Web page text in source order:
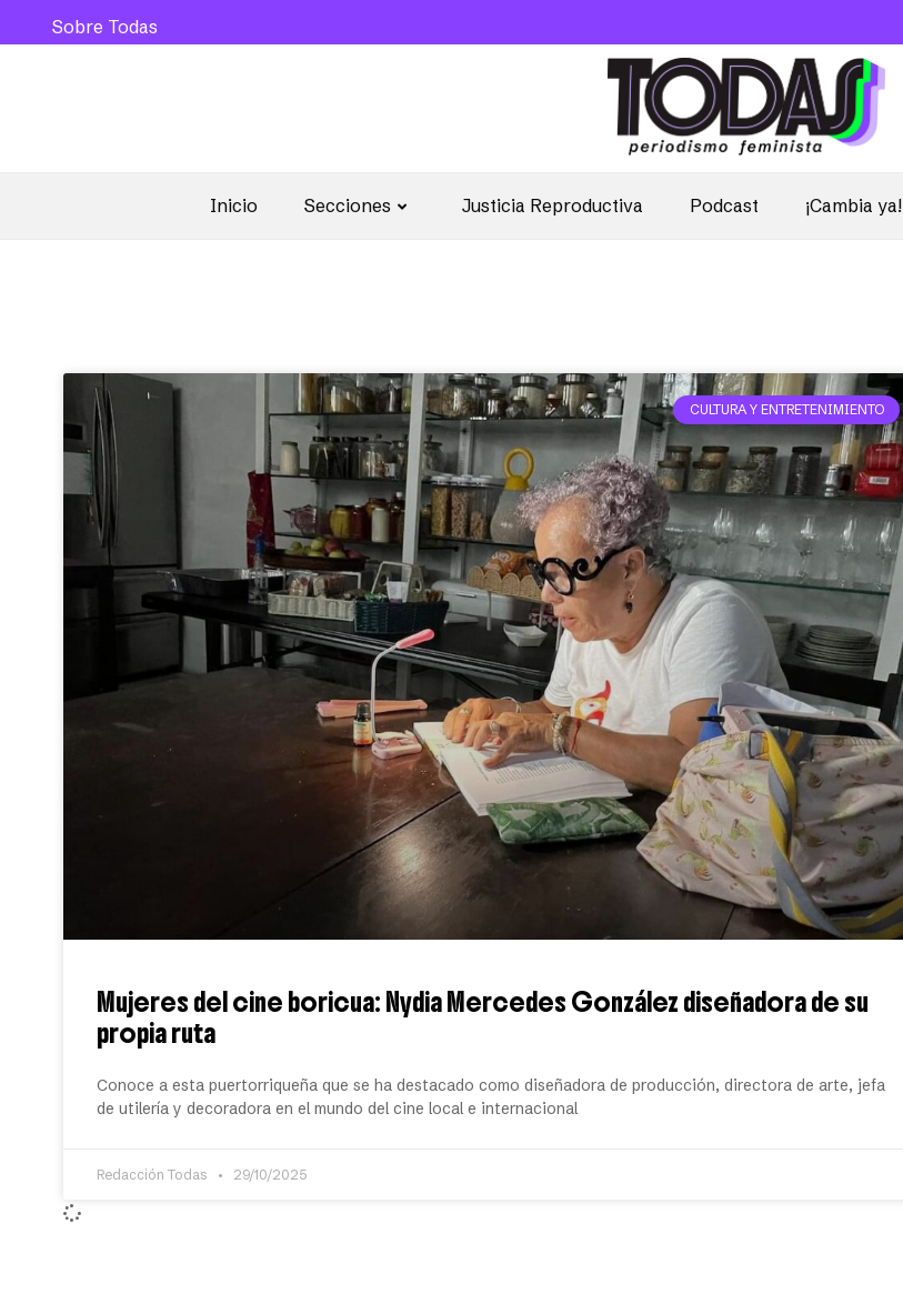
Inicio Secciones Justicia Reproductiva Podcast ¡Cambia ya!
Sobre Todas
CULTURA Y ENTRETENIMIENTO
Mujeres del cine boricua: Nydia Mercedes González diseñadora de su
propia ruta
Conoce a esta puertorriqueña que se ha destacado como diseñadora de producción, directora de arte, jefa
de utilería y decoradora en el mundo del cine local e internacional
Redacción Todas 29/10/2025